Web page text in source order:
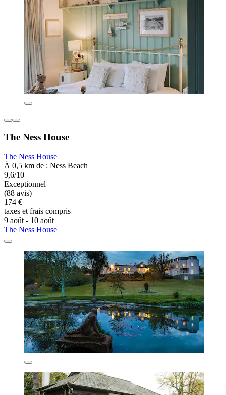
The Ness House
The Ness House
À 0,5 km de : Ness Beach
9,6/10
Exceptionnel
(88 avis)
174 €
taxes et frais compris
9 août - 10 août
The Ness House